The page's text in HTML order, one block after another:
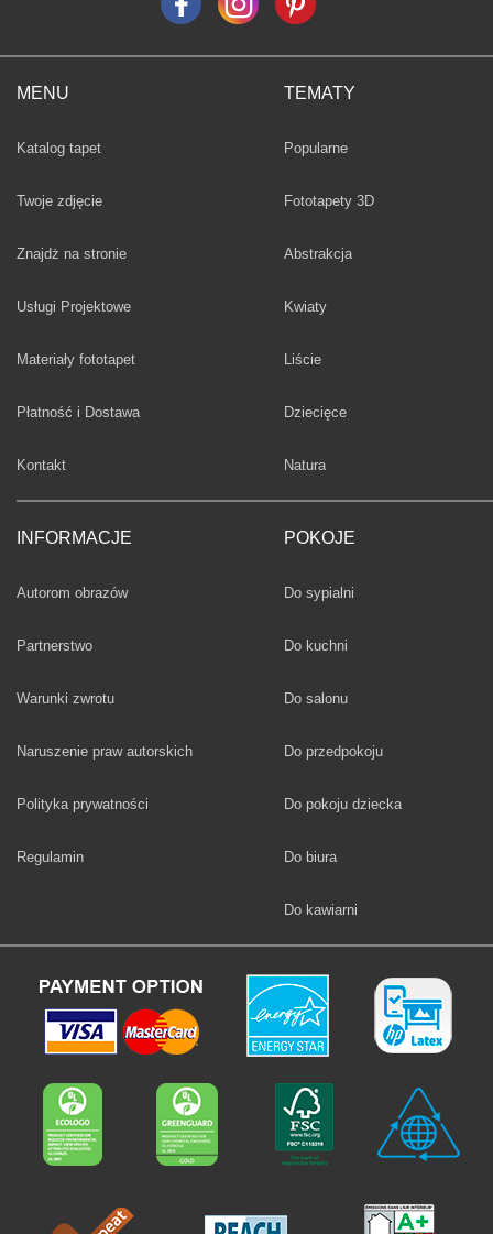
MENU
Katalog tapet
Twoje zdjęcie
Znajdż na stronie
Usługi Projektowe
Materiały fototapet
Płatność i Dostawa
Kontakt
INFORMACJE
Autorom obrazów
Partnerstwo
Warunki zwrotu
Naruszenie praw autorskich
Polityka prywatności
Regulamin
TEMATY
Fototapety
Popularne
Fototapety 3D
Fototapety
Abstrakcja
Fototapety
Kwiaty
Fototapety
Liście
Fototapety
Dziecięce
Fototapety
Natura
POKOJE
Fototapety
Do sypialni
Fototapety
Do kuchni
Fototapety
Do salonu
Fototapety
Do przedpokoju
Fototapety
Do pokoju dziecka
Fototapety
Do biura
Fototapety
Do kawiarni